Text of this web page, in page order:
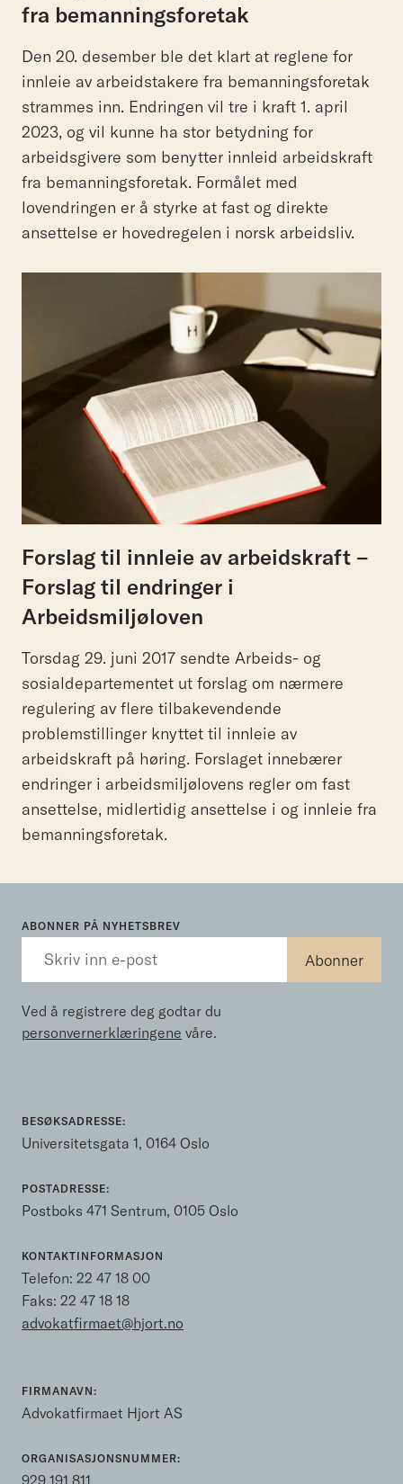
fra bemanningsforetak
Den 20. desember ble det klart at reglene for
innleie av arbeidstakere fra bemanningsforetak
strammes inn. Endringen vil tre i kraft 1. april
2023, og vil kunne ha stor betydning for
arbeidsgivere som benytter innleid arbeidskraft
fra bemanningsforetak. Formålet med
lovendringen er å styrke at fast og direkte
ansettelse er hovedregelen i norsk arbeidsliv.
Forslag til innleie av arbeidskraft –
Forslag til endringer i
Arbeidsmiljøloven
Torsdag 29. juni 2017 sendte Arbeids- og
sosialdepartementet ut forslag om nærmere
regulering av flere tilbakevendende
problemstillinger knyttet til innleie av
arbeidskraft på høring. Forslaget innebærer
endringer i arbeidsmiljølovens regler om fast
ansettelse, midlertidig ansettelse i og innleie fra
bemanningsforetak.
ABONNER PÅ NYHETSBREV
Ved å registrere deg godtar du
personvernerklæringene våre.
BESØKSADRESSE:
Universitetsgata 1, 0164 Oslo
POSTADRESSE:
Postboks 471 Sentrum, 0105 Oslo
KONTAKTINFORMASJON
Telefon: 22 47 18 00
Faks: 22 47 18 18
advokatfirmaet@hjort.no
FIRMANAVN:
Advokatfirmaet Hjort AS
ORGANISASJONSNUMMER:
929 191 811